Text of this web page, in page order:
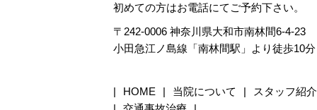
初めての方はお電話にてご予約下さい。
〒242-0006 神奈川県大和市南林間6-4-23
小田急江ノ島線「南林間駅」より徒歩10分
HOME 当院について スタッフ紹介